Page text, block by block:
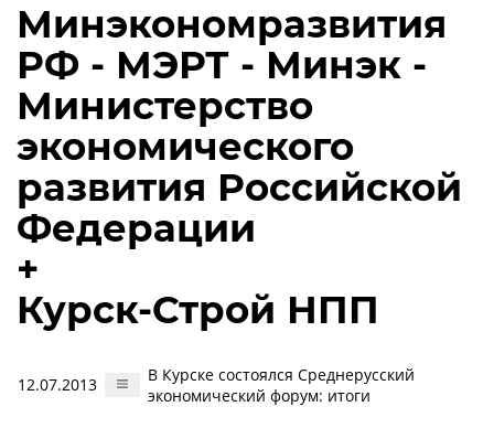
Минэкономразвития
РФ - МЭРТ - Минэк -
Министерство
экономического
развития Российской
Федерации
+
Курск-Строй НПП
12.07.2013
В Курске состоялся Среднерусский
экономический форум: итоги